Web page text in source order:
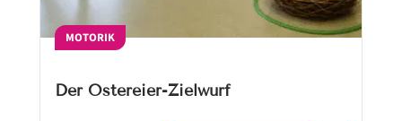
MOTORIK
Der Ostereier-Zielwurf